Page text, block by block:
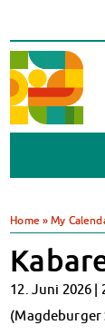
BAföG
BAföG-FAQs
Dokumente
BAföG-
Home »My
12. Juni 2026 |
(Magdeburger